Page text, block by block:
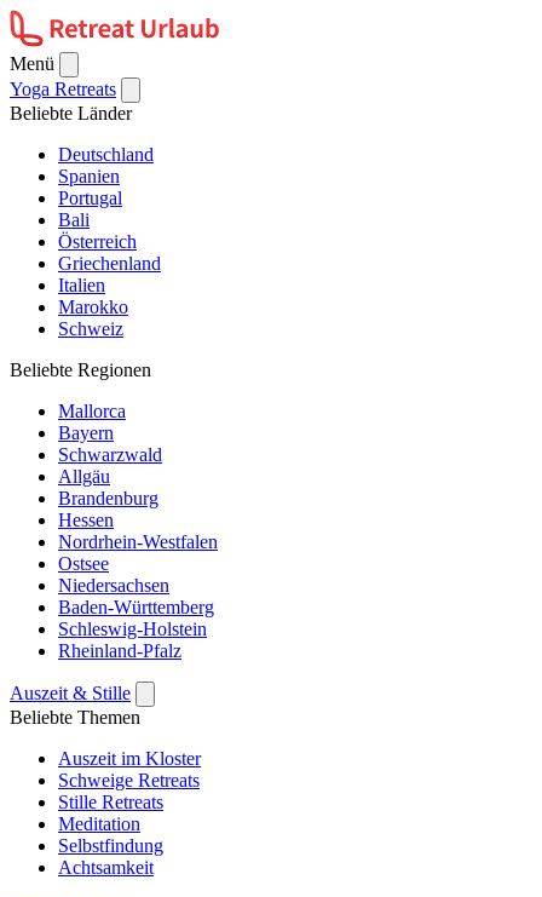
Menü
Yoga Retreats
Beliebte Länder
Deutschland
Spanien
Portugal
Bali
Österreich
Griechenland
Italien
Marokko
Schweiz
Beliebte Regionen
Mallorca
Bayern
Schwarzwald
Allgäu
Brandenburg
Hessen
Nordrhein-Westfalen
Ostsee
Niedersachsen
Baden-Württemberg
Schleswig-Holstein
Rheinland-Pfalz
Auszeit & Stille
Beliebte Themen
Auszeit im Kloster
Schweige Retreats
Stille Retreats
Meditation
Selbstfindung
Achtsamkeit